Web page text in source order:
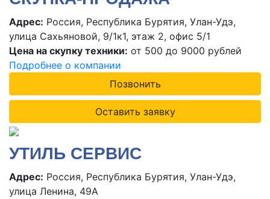
Адрес: Россия, Республика Бурятия, Улан-Удэ,
улица Сахьяновой, 9/1к1, этаж 2, офис 5/1
Цена на скупку техники: от 500 до 9000 рублей
Подробнее о компании
Позвонить
Оставить заявку
УТИЛЬ СЕРВИС
Адрес: Россия, Республика Бурятия, Улан-Удэ,
улица Ленина, 49А